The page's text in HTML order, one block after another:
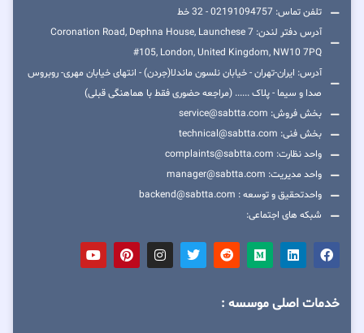
تلفن تماس: 02191094757 - 32 خط
آدرس دفتر لندن: 7 Coronation Road, Dephna House, Launchese
#105, London, United Kingdom, NW10 7PQ
آدرس: ایران-تهران - خیابان نلسون ماندلا(جردن) - انتهای خیابان مهری- روبروس
صدا و سیما - پلاک ...... (مراجعه حضوری فقط با هماهنگی قبلی)
بخش فروش: service@sabtta.com
بخش فنی: technical@sabtta.com
واحد نظارت: complaints@sabtta.com
واحد مدیریت: manager@sabtta.com
واحدتحقیق و توسعه : backend@sabtta.com
شبکه های اجتماعی:
خدمات اصلی موسسه :